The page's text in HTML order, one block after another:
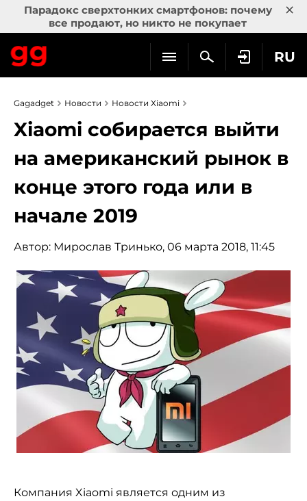
Парадокс сверхтонких смартфонов: почему
все продают, но никто не покупает
×
RU
Gagadget Новости Новости Xiaomi
Xiaomi собирается выйти
на американский рынок в
конце этого года или в
начале 2019
Автор: Мирослав Тринько, 06 марта 2018, 11:45
Компания Xiaomi является одним из